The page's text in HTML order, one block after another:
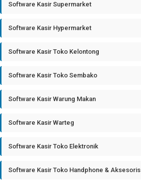
Software Kasir Supermarket
Software Kasir Hypermarket
Software Kasir Toko Kelontong
Software Kasir Toko Sembako
Software Kasir Warung Makan
Software Kasir Warteg
Software Kasir Toko Elektronik
Software Kasir Toko Handphone & Aksesoris